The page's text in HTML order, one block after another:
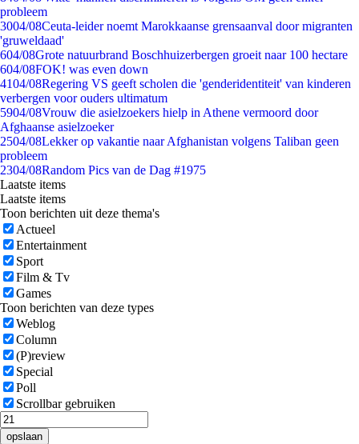
probleem
3004/08Ceuta-leider noemt Marokkaanse grensaanval door migranten
'gruweldaad'
604/08Grote natuurbrand Boschhuizerbergen groeit naar 100 hectare
604/08FOK! was even down
4104/08Regering VS geeft scholen die 'genderidentiteit' van kinderen
verbergen voor ouders ultimatum
5904/08Vrouw die asielzoekers hielp in Athene vermoord door
Afghaanse asielzoeker
2504/08Lekker op vakantie naar Afghanistan volgens Taliban geen
probleem
2304/08Random Pics van de Dag #1975
Laatste items
Laatste items
Toon berichten uit deze thema's
Actueel
Entertainment
Sport
Film & Tv
Games
Toon berichten van deze types
Weblog
Column
(P)review
Special
Poll
Scrollbar gebruiken
opslaan